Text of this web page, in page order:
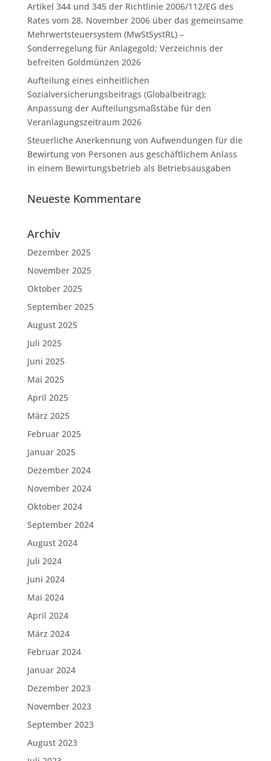
Artikel 344 und 345 der Richtlinie 2006/112/EG des
Rates vom 28. November 2006 über das gemeinsame
Mehrwertsteuersystem (MwStSystRL) –
Sonderregelung für Anlagegold; Verzeichnis der
befreiten Goldmünzen 2026
Aufteilung eines einheitlichen
Sozialversicherungsbeitrags (Globalbeitrag);
Anpassung der Aufteilungsmaßstäbe für den
Veranlagungszeitraum 2026
Steuerliche Anerkennung von Aufwendungen für die
Bewirtung von Personen aus geschäftlichem Anlass
in einem Bewirtungsbetrieb als Betriebsausgaben
Neueste Kommentare
Archiv
Dezember 2025
November 2025
Oktober 2025
September 2025
August 2025
Juli 2025
Juni 2025
Mai 2025
April 2025
März 2025
Februar 2025
Januar 2025
Dezember 2024
November 2024
Oktober 2024
September 2024
August 2024
Juli 2024
Juni 2024
Mai 2024
April 2024
März 2024
Februar 2024
Januar 2024
Dezember 2023
November 2023
September 2023
August 2023